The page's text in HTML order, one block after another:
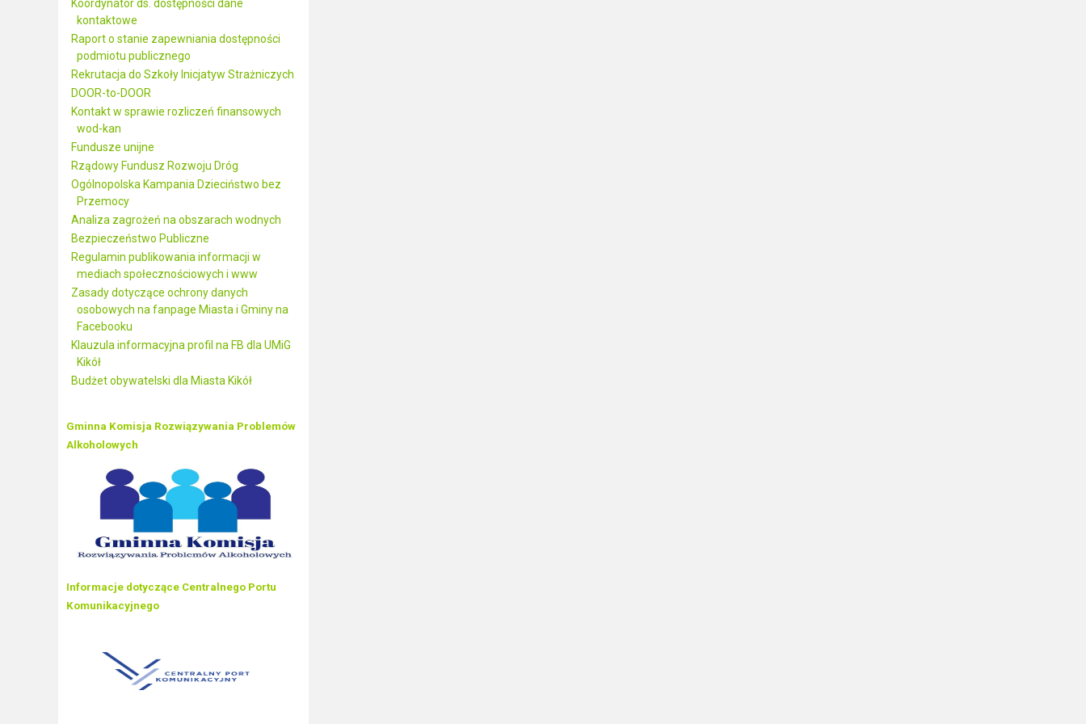
Koordynator ds. dostępności dane
kontaktowe
Raport o stanie zapewniania dostępności
podmiotu publicznego
Rekrutacja do Szkoły Inicjatyw Strażniczych
DOOR-to-DOOR
Kontakt w sprawie rozliczeń finansowych
wod-kan
Fundusze unijne
Rządowy Fundusz Rozwoju Dróg
Ogólnopolska Kampania Dzieciństwo bez
Przemocy
Analiza zagrożeń na obszarach wodnych
Bezpieczeństwo Publiczne
Regulamin publikowania informacji w
mediach społecznościowych i www
Zasady dotyczące ochrony danych
osobowych na fanpage Miasta i Gminy na
Facebooku
Klauzula informacyjna profil na FB dla UMiG
Kikół
Budżet obywatelski dla Miasta Kikół
Gminna Komisja Rozwiązywania Problemów
Alkoholowych
Informacje dotyczące Centralnego Portu
Komunikacyjnego